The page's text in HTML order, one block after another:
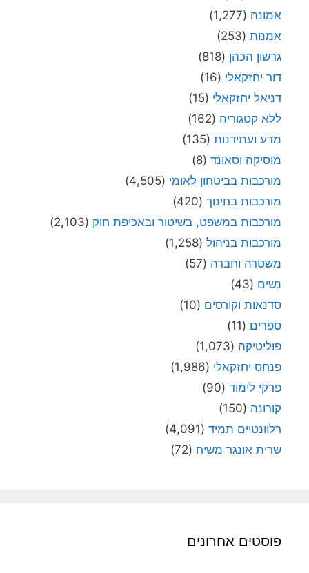
אמונה (1,277)
אמנות (253)
גרשון הכהן (818)
דור יחזקאלי (16)
דניאל יחזקאלי (15)
ללא קטגוריה (162)
מדע ועתידנות (135)
מוסיקה וסאונד (8)
מורכבות בביטחון לאומי (4,505)
מורכבות בחינוך (420)
מורכבות במשפט, בשיטור ובאכיפת חוק (2,103)
מורכבות בניהול (1,258)
משטרה וחברה (57)
נשים (43)
סדנאות וקורסים (10)
ספרים (11)
פוליטיקה (1,073)
פנחס יחזקאלי (1,986)
פרקי לימוד (90)
קורונה (150)
רלוונטיים תמיד (4,091)
שרית אונגר משיח (72)
פוסטים אחרונים